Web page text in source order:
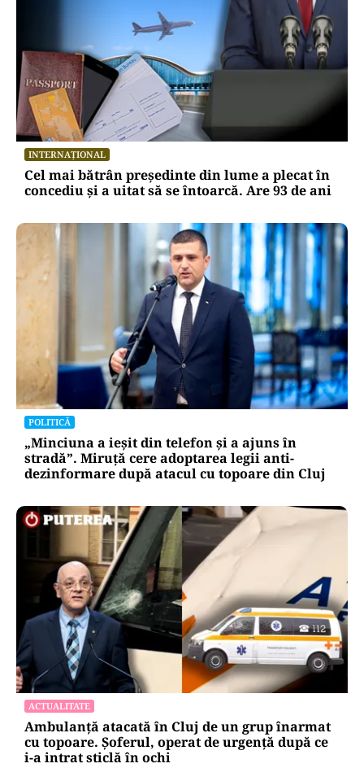
INTERNAȚIONAL
Cel mai bătrân președinte din lume a plecat în
concediu și a uitat să se întoarcă. Are 93 de ani
POLITICĂ
„Minciuna a ieșit din telefon și a ajuns în
stradă”. Miruță cere adoptarea legii anti-
dezinformare după atacul cu topoare din Cluj
ACTUALITATE
Ambulanță atacată în Cluj de un grup înarmat
cu topoare. Șoferul, operat de urgență după ce
i-a intrat sticlă în ochi